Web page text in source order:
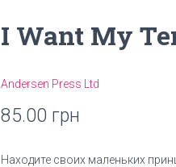
I Want My
Andersen Press Ltd
85.00 грн
Находите своих маленьких